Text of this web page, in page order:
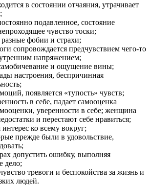
в состоянии отчаяния, утрачивает
подавленное, состояние
чувство тоски;
фобии и страхи;
сопровождается предчувствием чего-то
напряжением;
и ощущение вины;
настроения, беспричинная
появляется «тупость» чувств;
в себе, падает самооценка
уверенности в себе; женщина
и перестают себе нравиться;
интерес ко всему вокруг;
прежде были в удовольствие,
допустить ошибку, выполняя
дело;
тревоги и беспокойства за жизнь и
людей.